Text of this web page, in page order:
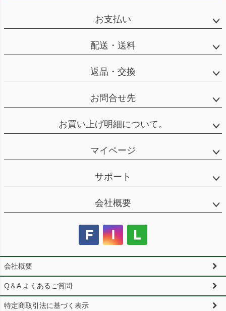
お支払い
配送・送料
返品・交換
お問合せ先
お買い上げ明細について。
マイページ
サポート
会社概要
会社概要
Q＆A よくあるご質問
特定商取引法に基づく表示